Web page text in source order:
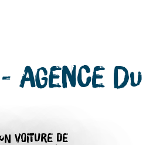
Agence du
VOITURE DE